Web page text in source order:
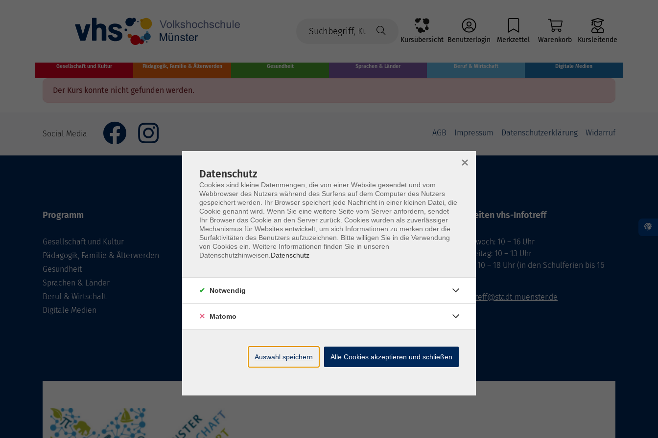
Kursübersicht Benutzerlogin Merkzettel Warenkorb Kursleitende
Gesellschaft und Kultur Pädagogik, Familie & Älterwerden Gesundheit Sprachen & Länder Beruf & Wirtschaft Digitale Medien
Der Kurs konnte nicht gefunden werden.
Social Media AGB Impressum Datenschutzerklärung Widerruf
Programm
Gesellschaft und Kultur
Pädagogik, Familie & Älterwerden
Gesundheit
Sprachen & Länder
Beruf & Wirtschaft
Digitale Medien
Volkshochschule Münster
Aegidiistraße 70
48143 Münster
vhs@stadt-muenster.de
Lage im Stadtplan
Öffnungszeiten vhs-Infotreff
Montag, Mittwoch: 10 – 16 Uhr
Dienstag, Freitag: 10 – 13 Uhr
Donnerstag: 10 – 18 Uhr (in den Schulferien bis 16
Uhr)
vhs-infotreff@stadt-muenster.de
Datenschutz
Cookies sind kleine Datenmengen, die von einer Website gesendet und vom
Webbrowser des Nutzers während des Surfens auf dem Computer des Nutzers
gespeichert werden. Ihr Browser speichert jede Nachricht in einer kleinen Datei, die
Cookie genannt wird. Wenn Sie eine weitere Seite vom Server anfordern, sendet
Ihr Browser das Cookie an den Server zurück. Cookies wurden als zuverlässiger
Mechanismus für Websites entwickelt, um sich Informationen zu merken oder die
Surfaktivitäten des Benutzers aufzuzeichnen. Bitte willigen Sie in die Verwendung
von Cookies ein. Weitere Informationen finden Sie in unseren
Datenschutzhinweisen. Datenschutz
×
Notwendig
Matomo
Auswahl speichern Alle Cookies akzeptieren und schließen